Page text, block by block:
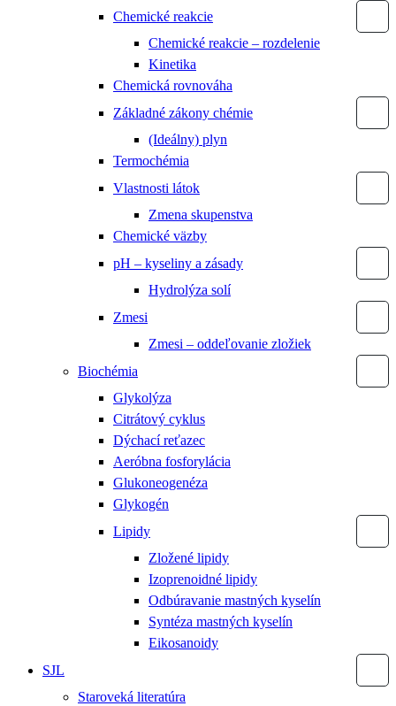
Chemické reakcie
Chemické reakcie – rozdelenie
Kinetika
Chemická rovnováha
Základné zákony chémie
(Ideálny) plyn
Termochémia
Vlastnosti látok
Zmena skupenstva
Chemické väzby
pH – kyseliny a zásady
Hydrolýza solí
Zmesi
Zmesi – oddeľovanie zložiek
Biochémia
Glykolýza
Citrátový cyklus
Dýchací reťazec
Aeróbna fosforylácia
Glukoneogenéza
Glykogén
Lipidy
Zložené lipidy
Izoprenoidné lipidy
Odbúravanie mastných kyselín
Syntéza mastných kyselín
Eikosanoidy
SJL
Staroveká literatúra